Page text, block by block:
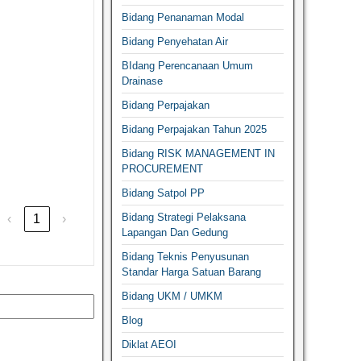
‹ 1 ›
Bidang Penanaman Modal
Bidang Penyehatan Air
BIdang Perencanaan Umum
Drainase
Bidang Perpajakan
Bidang Perpajakan Tahun 2025
Bidang RISK MANAGEMENT IN
PROCUREMENT
Bidang Satpol PP
Bidang Strategi Pelaksana
Lapangan Dan Gedung
Bidang Teknis Penyusunan
Standar Harga Satuan Barang
Bidang UKM / UMKM
Blog
Diklat AEOI